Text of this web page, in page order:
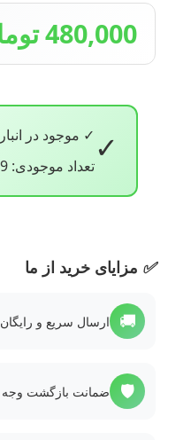
480,000 تومان
✓ ✓ موجود در انبار
تعداد موجودی: 9 عدد
✅ مزایای خرید از ما
🚚 ارسال سریع و رایگان
🛡️ ضمانت بازگشت وجه